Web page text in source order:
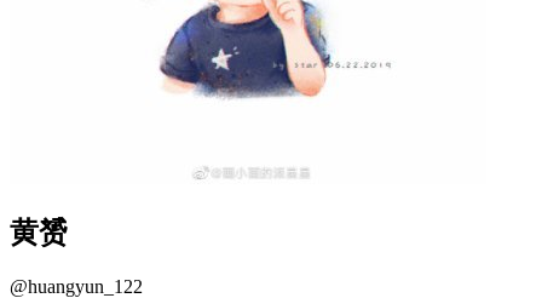
黄赟
@huangyun_122